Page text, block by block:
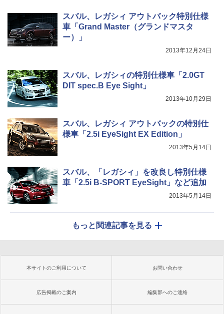
スバル、レガシィ アウトバック特別仕様
車「Grand Master（グランドマスタ
ー）」
2013年12月24日
スバル、レガシィの特別仕様車「2.0GT
DIT spec.B Eye Sight」
2013年10月29日
スバル、レガシィ アウトバックの特別仕
様車「2.5i EyeSight EX Edition」
2013年5月14日
スバル、「レガシィ」を改良し特別仕様
車「2.5i B-SPORT EyeSight」など追加
2013年5月14日
もっと関連記事を見る
本サイトのご利用について お問い合わせ
広告掲載のご案内 編集部へのご連絡